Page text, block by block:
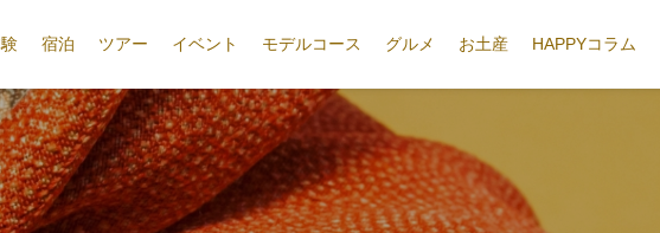
宿泊 ツアー イベント モデルコース グルメ お土産 HAPPYコラム